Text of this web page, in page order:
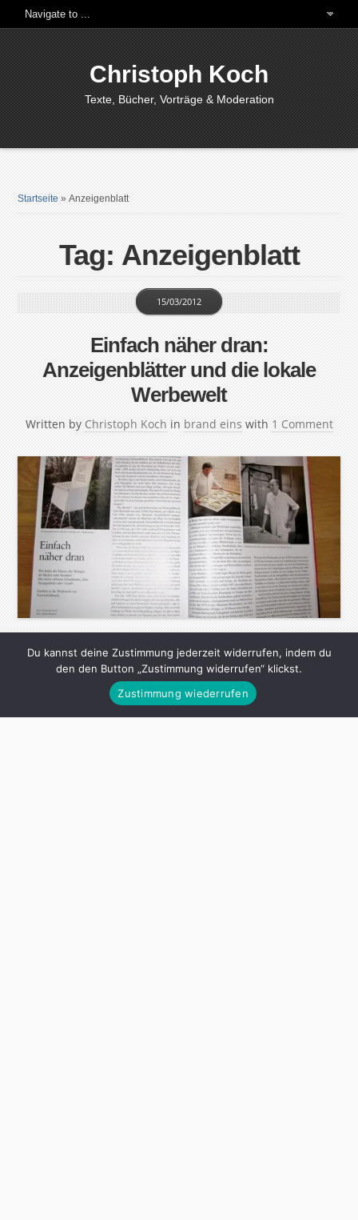
Christoph Koch
Texte, Bücher, Vorträge & Moderation
Startseite »Anzeigenblatt
Tag: Anzeigenblatt
Einfach näher dran:
Anzeigenblätter und die lokale
Werbewelt
Written by Christoph Koch
15/03/2012
in brand eins with 1 Comment
Wie findet der Friseur, der Metzger, der Bäcker seine
Kunden? Mit einem schönen Schaufenster, dem
Anzeigenblatt oder „Gustl“. Einblick in die Werbewelt von
Fürstenfeldbruck. – Für Sabine Dietrich ist die Sache
Du kannst deine Zustimmung jederzeit widerrufen, indem du
den den Button „Zustimmung widerrufen“ klickst.
Zustimmung wiederrufen